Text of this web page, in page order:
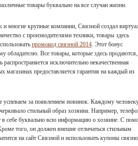
товары буквально на все случаи жизни.
многие крупные компании, Связной создал
с производителями техники, товары здесь
промокод связной 2014 . Этот бонус
обладателю. Все товары, которые здесь
исключительно некачественная
предоставляется гарантия на каждый из
успеваем за появлением новинок. Каждому
стильный образ хозяина. Например,
в себе буквально всю информацию о хозяине. С
того, он должен внешне отличаться стильным
на сайт Связной и использовать купоны